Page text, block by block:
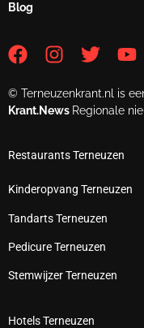
Blog
© Terneuzenkrant.nl is
Krant.News Regionale
Restaurants Terneuzen
Kinderopvang Terneuzen
Tandarts Terneuzen
Pedicure Terneuzen
Stemwijzer Terneuzen
Hotels Terneuzen